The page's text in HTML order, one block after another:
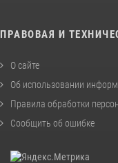
ПРАВОВАЯ И
О сайте
Об использовании
Правила обработки
Сообщить об ошибке